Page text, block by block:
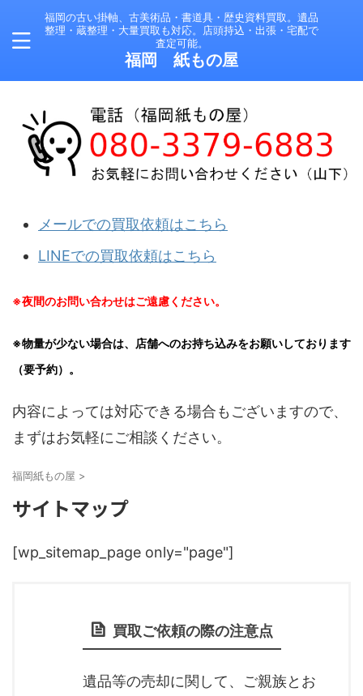
福岡の古い掛軸、古美術品・書道具・歴史資料買取。遺品
整理・蔵整理・大量買取も対応。店頭持込・出張・宅配で
査定可能。
福岡 紙もの屋
メールでの買取依頼はこちら
LINEでの買取依頼はこちら
※夜間のお問い合わせはご遠慮ください。
※物量が少ない場合は、店舗へのお持ち込みをお願いしております
（要予約）。
内容によっては対応できる場合もございますので、
まずはお気軽にご相談ください。
福岡紙もの屋 >
サイトマップ
[wp_sitemap_page only="page"]
買取ご依頼の際の注意点
遺品等の売却に関して、ご親族とお